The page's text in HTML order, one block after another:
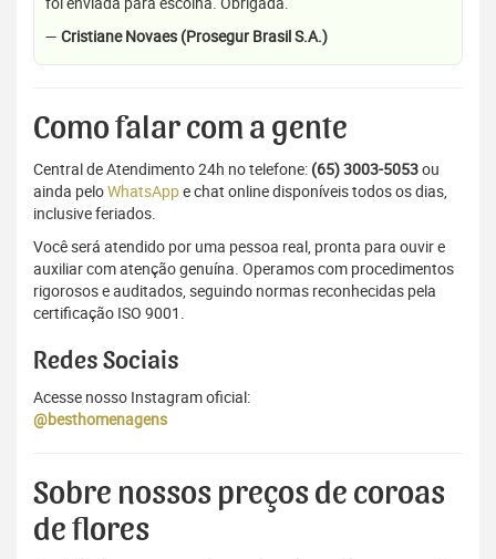
— Cristiane Novaes (Prosegur Brasil S.A.)
Como falar com a gente
Central de Atendimento 24h no telefone: (65) 3003-5053ou
ainda peloWhatsAppe chat online disponíveis todos os dias,
inclusive feriados.
Você será atendido por uma pessoa real, pronta para ouvir e
auxiliar com atenção genuína. Operamos com procedimentos
rigorosos e auditados, seguindo normas reconhecidas pela
certificação ISO 9001.
Redes Sociais
Acesse nosso Instagram oficial:
@besthomenagens
Sobre nossos preços de coroas
de flores